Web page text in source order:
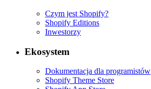
Czym jest Shopify?
Shopify Editions
Inwestorzy
Ekosystem
Dokumentacja dla programistów
Shopify Theme Store